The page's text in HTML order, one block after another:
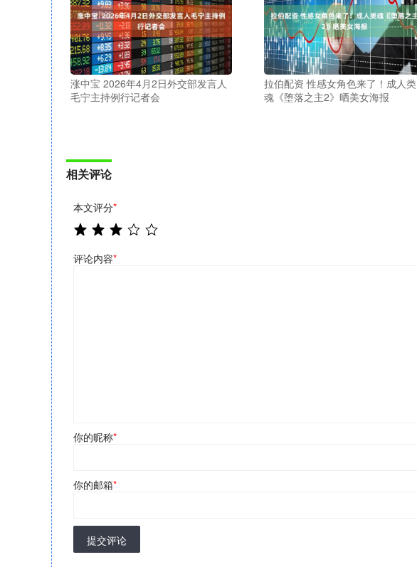
涨中宝 2026年4月2日外交部发言人
毛宁主持例行记者会
拉伯配资 性感女角色来了！成人类
魂《堕落之主2》晒美女海报
相关评论
本文评分*
评论内容*
你的昵称*
你的邮箱*
提交评论